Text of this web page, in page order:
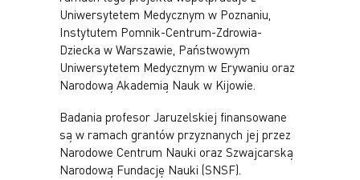
Uniwersytetem Medycznym w Poznaniu,
Instytutem Pomnik-Centrum-Zdrowia-
Dziecka w Warszawie, Państwowym
Uniwersytetem Medycznym w Erywaniu oraz
Narodową Akademią Nauk w Kijowie.
Badania profesor Jaruzelskiej finansowane
są w ramach grantów przyznanych jej przez
Narodowe Centrum Nauki oraz Szwajcarską
Narodową Fundację Nauki (SNSF).